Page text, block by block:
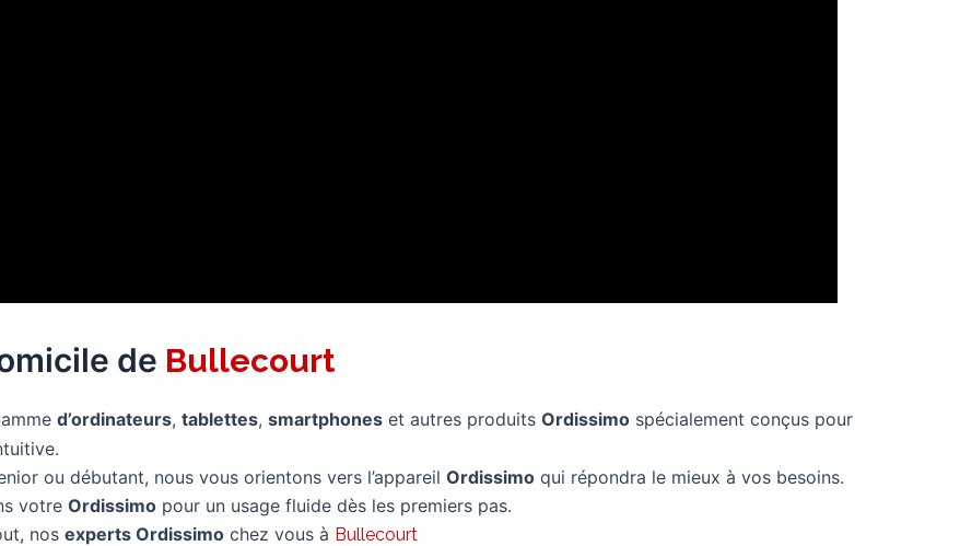
de Bullecourt
d’ordinateurs, tablettes, smartphones et autres produits Ordissimo spécialement conçus pour
ou débutant, nous vous orientons vers l’appareil Ordissimo qui répondra le mieux à vos besoins.
votre Ordissimo pour un usage fluide dès les premiers pas.
nos experts Ordissimo chez vous à Bullecourt